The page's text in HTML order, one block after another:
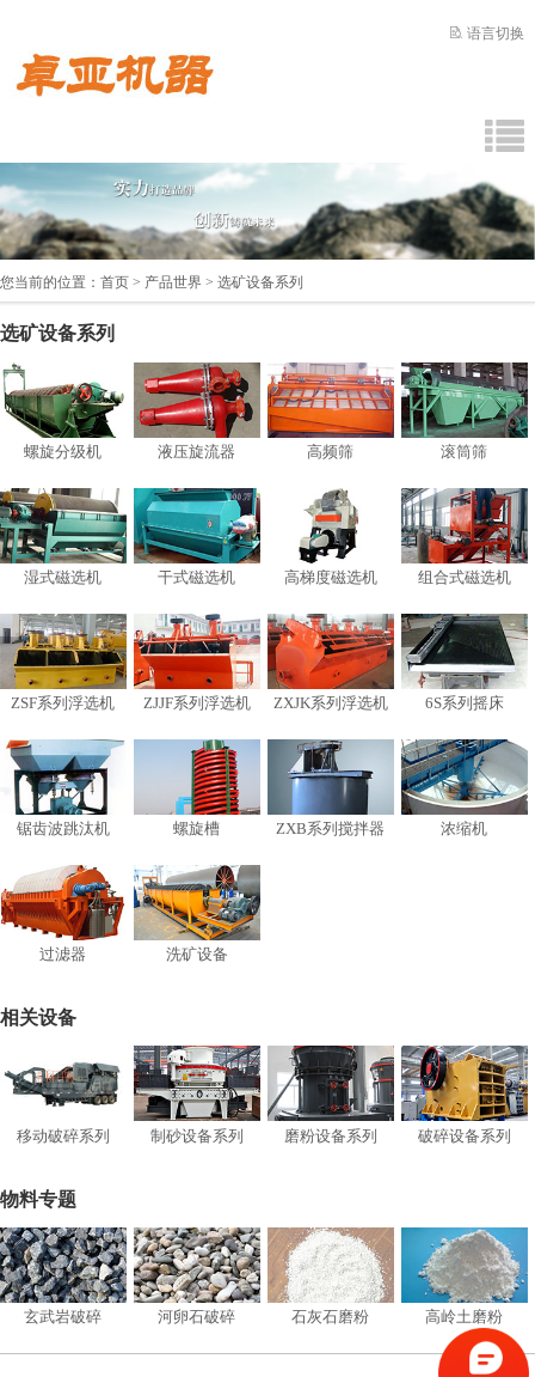
语言切换
您当前的位置： 首页 > 产品世界 > 选矿设备系列
选矿设备系列
螺旋分级机 液压旋流器 高频筛 滚筒筛
湿式磁选机 干式磁选机 高梯度磁选机 组合式磁选机
ZSF系列浮选机 ZJJF系列浮选机 ZXJK系列浮选机 6S系列摇床
锯齿波跳汰机 螺旋槽 ZXB系列搅拌器 浓缩机
过滤器 洗矿设备
相关设备
移动破碎系列 制砂设备系列 磨粉设备系列 破碎设备系列
物料专题
玄武岩破碎 河卵石破碎 石灰石磨粉 高岭土磨粉